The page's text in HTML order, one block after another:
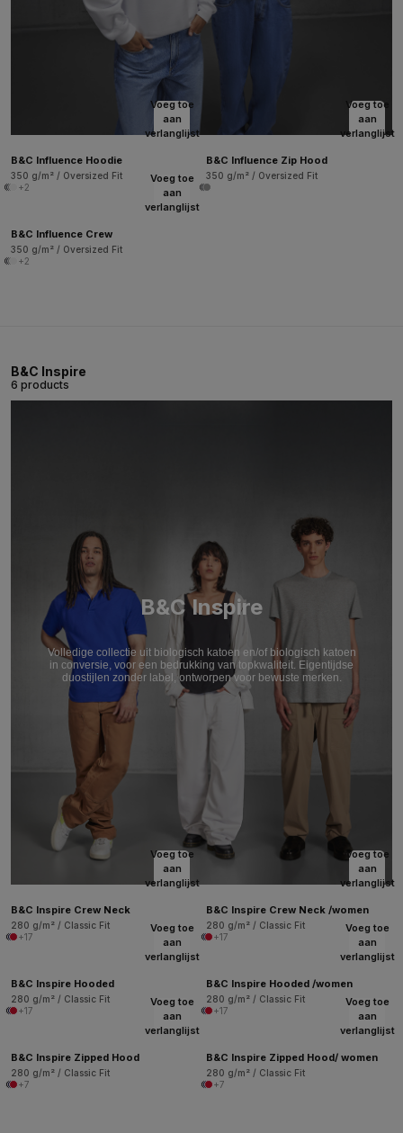
Voeg toe
aan
verlanglijst
B&C Influence Hoodie
350 g/m² / Oversized Fit
+2
Voeg toe
aan
verlanglijst
B&C Influence Zip Hood
350 g/m² / Oversized Fit
Voeg toe
aan
verlanglijst
B&C Influence Crew
350 g/m² / Oversized Fit
+2
B&C Inspire
6 products
B&C Inspire
Volledige collectie uit biologisch katoen en/of biologisch katoen
in conversie, voor een bedrukking van topkwaliteit. Eigentijdse
duostijlen zonder label, ontworpen voor bewuste merken.
Voeg toe
aan
verlanglijst
B&C Inspire Crew Neck
280 g/m² / Classic Fit
+17
Voeg toe
aan
verlanglijst
B&C Inspire Crew Neck /women
280 g/m² / Classic Fit
+17
Voeg toe
aan
verlanglijst
B&C Inspire Hooded
280 g/m² / Classic Fit
+17
Voeg toe
aan
verlanglijst
B&C Inspire Hooded /women
280 g/m² / Classic Fit
+17
Voeg toe
aan
verlanglijst
B&C Inspire Zipped Hood
280 g/m² / Classic Fit
+7
Voeg toe
aan
verlanglijst
B&C Inspire Zipped Hood/ women
280 g/m² / Classic Fit
+7